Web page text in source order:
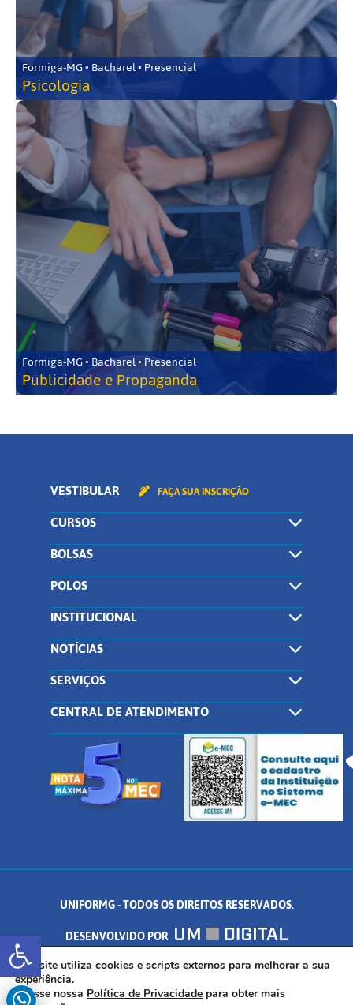
Abrir a barra de ferramentas
Formiga-MG • Bacharel • Presencial
Psicologia
Formiga-MG • Bacharel • Presencial
Publicidade e Propaganda
VESTIBULAR FAÇA SUA INSCRIÇÃO
CURSOS
BOLSAS
POLOS
INSTITUCIONAL
NOTÍCIAS
SERVIÇOS
CENTRAL DE ATENDIMENTO
UNIFORMG - TODOS OS DIREITOS RESERVADOS.
DESENVOLVIDO POR
AV. DR. ARNALDO DE SENNA, 328 - PALMEIRAS, FORMIGA/MG - CEP:
35.574.530
Este site utiliza cookies e scripts externos para melhorar a sua
experiência.
Acesse nossa Política de Privacidade para obter mais